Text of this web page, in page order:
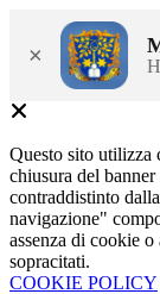
×
Questo sito utilizza
chiusura del
contraddistinto
navigazione"
assenza di cookie
sopracitati.
COOKIE POLICY